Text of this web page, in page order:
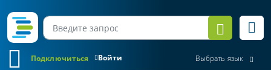
Войти
Подключиться Выбрать язык